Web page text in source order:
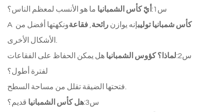
س1:
أيّ كأس الشمبانيا ما هو الأنسب لمعظم الناس؟
A
كأس شمبانيا توليبإنه يوازن رائحة فقاعة
س2:
لماذا؟ كؤوس الشمبانيا هل يمكن الحفاظ على الفقاعات
لفترة أطول؟
س3:
هل كأس الشمبانيا قديم؟